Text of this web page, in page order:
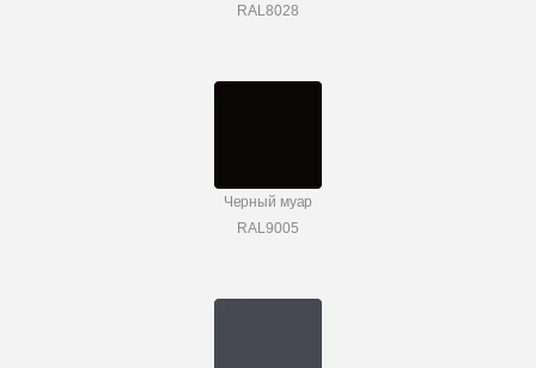
RAL8028
Черный муар
RAL9005